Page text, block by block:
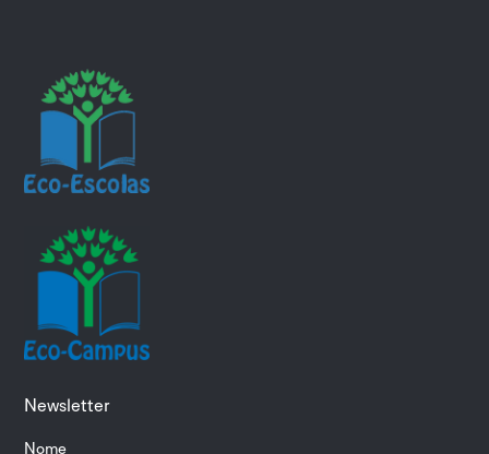
Newsletter
Nome